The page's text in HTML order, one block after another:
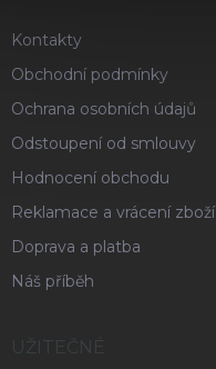
Kontakty
Obchodní podmínky
Ochrana osobních údajů
Odstoupení od smlouvy
Hodnocení obchodu
Reklamace a vrácení zboží
Doprava a platba
Náš příběh
UŽITEČNÉ